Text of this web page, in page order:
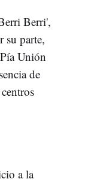
Berri',
su parte,
Unión
de
a la